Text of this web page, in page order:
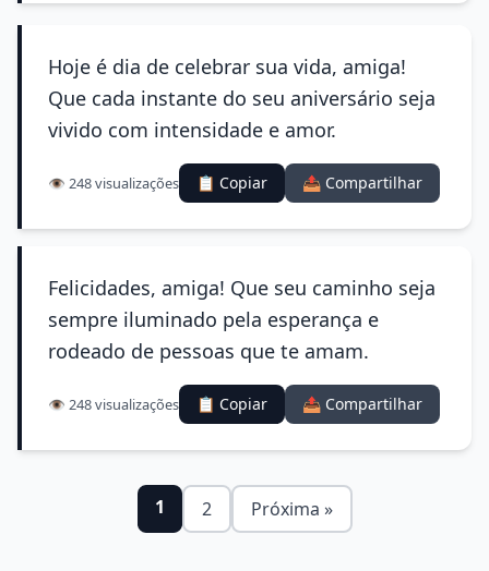
Hoje é dia de celebrar sua vida, amiga!
Que cada instante do seu aniversário seja
vivido com intensidade e amor.
👁️ 248 visualizações 📋 Copiar 📤 Compartilhar
Felicidades, amiga! Que seu caminho seja
sempre iluminado pela esperança e
rodeado de pessoas que te amam.
👁️ 248 visualizações 📋 Copiar 📤 Compartilhar
1 2 Próxima »